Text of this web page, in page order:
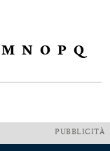
M N O P Q
PUBBLICITÀ